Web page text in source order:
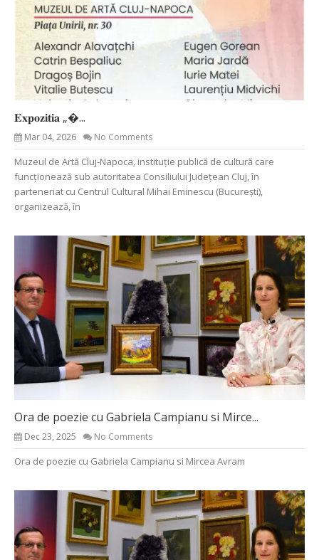
𝐄𝐱𝐩𝐨𝐳𝐢𝐭𝐢𝐚 „�...
Mar 04, 2026 No Comments
Muzeul de Artă Cluj-Napoca, instituție publică de cultură care
funcționează sub autoritatea Consiliului Județean Cluj, în
parteneriat cu Centrul Cultural Mihai Eminescu (București),
organizează, în
Ora de poezie cu Gabriela Campianu si Mirce...
Dec 23, 2025 No Comments
Ora de poezie cu Gabriela Campianu si Mircea Avram